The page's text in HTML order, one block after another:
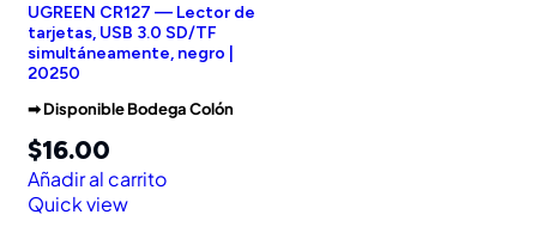
UGREEN CR127 — Lector de
tarjetas, USB 3.0 SD/TF
simultáneamente, negro |
20250
➡︎ Disponible Bodega Colón
$16.00
Añadir al carrito
Quick view